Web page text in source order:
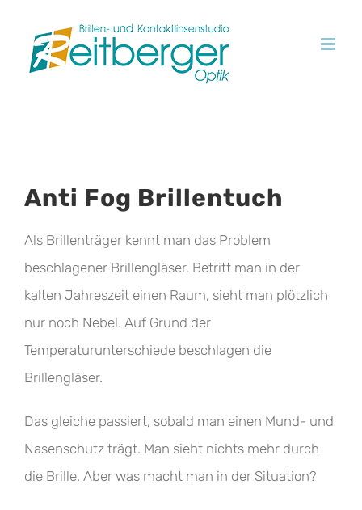
content
Anti Fog Brillentuch
Als Brillenträger kennt man das Problem
beschlagener Brillengläser. Betritt man in der
kalten Jahreszeit einen Raum, sieht man plötzlich
nur noch Nebel. Auf Grund der
Temperaturunterschiede beschlagen die
Brillengläser.
Das gleiche passiert, sobald man einen Mund- und
Nasenschutz trägt. Man sieht nichts mehr durch
die Brille. Aber was macht man in der Situation?